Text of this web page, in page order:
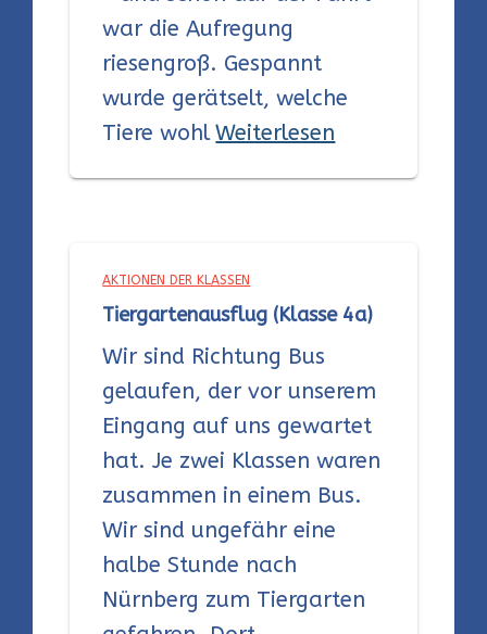
war die Aufregung
riesengroß. Gespannt
wurde gerätselt, welche
Tiere wohl Weiterlesen
AKTIONEN DER KLASSEN
Tiergartenausflug (Klasse 4a)
Wir sind Richtung Bus
gelaufen, der vor unserem
Eingang auf uns gewartet
hat. Je zwei Klassen waren
zusammen in einem Bus.
Wir sind ungefähr eine
halbe Stunde nach
Nürnberg zum Tiergarten